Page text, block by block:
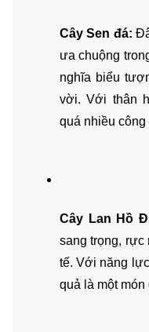
Cây Sen đá:
ưa chuộng
nghĩa biểu
vời. Với thân
quá nhiều
Cây Lan Hồ
sang trọng, rực
tế. Với năng
quả là một